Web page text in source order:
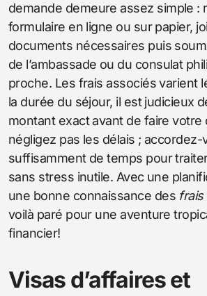
demande demeure assez simple :
formulaire en ligne ou sur papier,
documents nécessaires puis
de l’ambassade ou du consulat
proche. Les frais associés varient
la durée du séjour, il est judicieux
montant exact avant de faire votre
négligez pas les délais ; accordez-
suffisamment de temps pour
sans stress inutile. Avec une
une bonne connaissance des frais
voilà paré pour une aventure
financier!
Visas d’affaires et